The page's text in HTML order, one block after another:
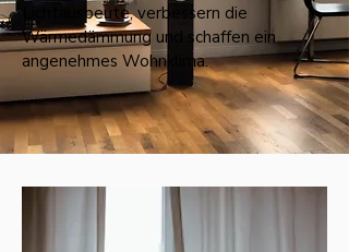
Lichtausbeute, verbessern die
Wärmedämmung und schaffen ein
angenehmes Wohnklima.